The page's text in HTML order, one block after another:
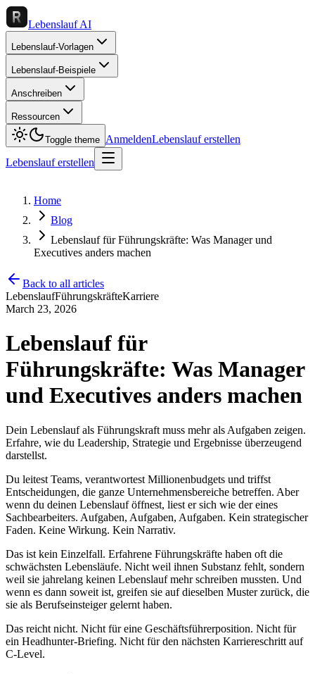
Lebenslauf AI
Lebenslauf-Vorlagen
Lebenslauf-Beispiele
Anschreiben
Ressourcen
Toggle theme AnmeldenLebenslauf erstellen
Lebenslauf erstellen
Home
Blog
Lebenslauf für Führungskräfte: Was Manager und
Executives anders machen
Back to all articles
LebenslaufFührungskräfteKarriere
March 23, 2026
Lebenslauf für
Führungskräfte: Was Manager
und Executives anders machen
Dein Lebenslauf als Führungskraft muss mehr als Aufgaben zeigen.
Erfahre, wie du Leadership, Strategie und Ergebnisse überzeugend
darstellst.
Du leitest Teams, verantwortest Millionenbudgets und triffst
Entscheidungen, die ganze Unternehmensbereiche betreffen. Aber
wenn du deinen Lebenslauf öffnest, liest er sich wie der eines
Sachbearbeiters. Aufgaben, Aufgaben, Aufgaben. Kein strategischer
Faden. Keine Wirkung. Kein Narrativ.
Das ist kein Einzelfall. Erfahrene Führungskräfte haben oft die
schwächsten Lebensläufe. Nicht weil ihnen Substanz fehlt, sondern
weil sie jahrelang keinen Lebenslauf mehr schreiben mussten. Und
wenn es dann soweit ist, greifen sie auf dieselben Muster zurück, die
sie als Berufseinsteiger gelernt haben.
Das reicht nicht. Nicht für eine Geschäftsführerposition. Nicht für
ein Headhunter-Briefing. Nicht für den nächsten Karriereschritt auf
C-Level.